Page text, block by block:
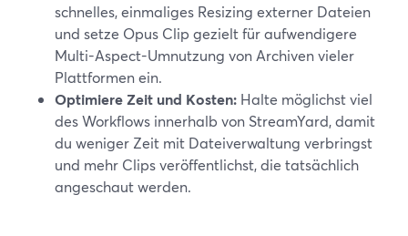
schnelles, einmaliges Resizing externer Dateien
und setze Opus Clip gezielt für aufwendigere
Multi-Aspect-Umnutzung von Archiven vieler
Plattformen ein.
Optimiere Zeit und Kosten: Halte möglichst viel
des Workflows innerhalb von StreamYard, damit
du weniger Zeit mit Dateiverwaltung verbringst
und mehr Clips veröffentlichst, die tatsächlich
angeschaut werden.